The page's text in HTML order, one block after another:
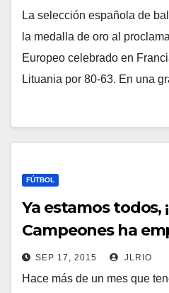
La selección española de
la medalla de oro al
Europeo celebrado en
Lituania por 80-63. En una
FÚTBOL
Ya estamos todos,
Campeones ha
SEP 17, 2015 JLRIO
Hace más de un mes que